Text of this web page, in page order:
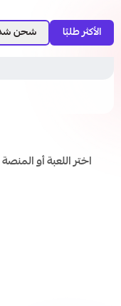
الأكثر طلبًا شحن
اختر اللعبة أو